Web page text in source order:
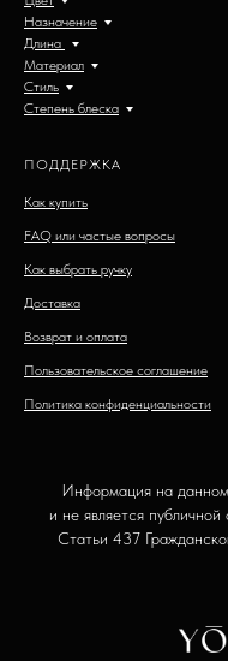
Назначение
Длина
Материал
Стиль
Степень блеска
ПОДДЕРЖКА
Как купить
FAQ или частые вопросы
Как выбрать ручку
Доставка
Возврат и оплата
Пользовательское соглашение
Политика конфиденциальности
Информация на
и не является
Статьи 437